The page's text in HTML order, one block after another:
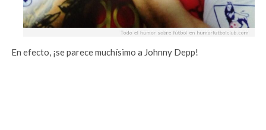
En efecto, ¡se parece muchísimo a Johnny Depp!